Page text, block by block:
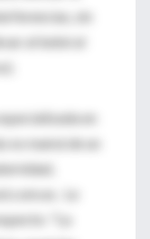
sin
al bebé al
en
es mamá de un
Le
"La